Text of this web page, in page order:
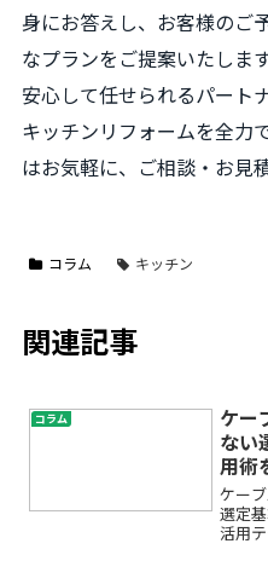
身にお答えし、お客様のご
なプランをご提案いたします
安心して任せられるパート
キッチンリフォームを全力
はお気軽に、ご相談・お見
コラム キッチン
関連記事
コラム
ケー
ない
用術
ケー
選定
活用
と何